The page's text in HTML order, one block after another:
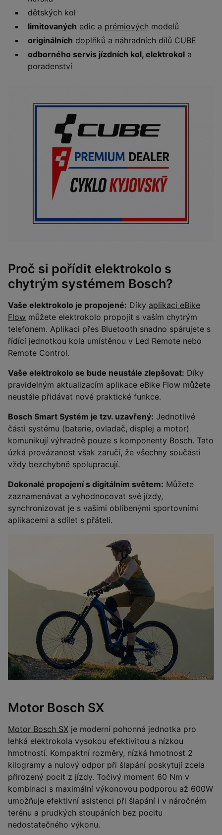
dětských kol
limitovaných edic a prémiových modelů
originálních doplňků a náhradních dílů CUBE
odborného servis jízdních kol, elektrokol a
poradenství
Proč si pořídit elektrokolo s
chytrým systémem Bosch?
Vaše elektrokolo je propojené: Díky aplikaci eBike
Flow můžete elektrokolo propojit s vaším chytrým
telefonem. Aplikaci přes Bluetooth snadno spárujete s
řídící jednotkou kola umístěnou v Led Remote nebo
Remote Control.
Vaše elektrokolo se bude neustále zlepšovat: Díky
pravidelným aktualizacím aplikace eBike Flow můžete
neustále přidávat nové praktické funkce.
Bosch Smart Systém je tzv. uzavřený: Jednotlivé
části systému (baterie, ovladač, displej a motor)
komunikují výhradně pouze s komponenty Bosch. Tato
úzká provázanost však zaručí, že všechny součásti
vždy bezchybně spolupracují.
Dokonalé propojení s digitálním světem: Můžete
zaznamenávat a vyhodnocovat své jízdy,
synchronizovat je s vašimi oblíbenými sportovními
aplikacemi a sdílet s přáteli.
Motor Bosch SX
Motor Bosch SX je moderní pohonná jednotka pro
lehká elektrokola vysokou efektivitou a nízkou
hmotností. Kompaktní rozměry, nízká hmotnost 2
kilogramy a nulový odpor při šlapání poskytují zcela
přirozený pocit z jízdy. Točivý moment 60 Nm v
kombinaci s maximální výkonovou podporou až 600W
umožňuje efektivní asistenci při šlapání i v náročném
terénu a prudkých stoupáních bez pocitu
nedostatečného výkonu.